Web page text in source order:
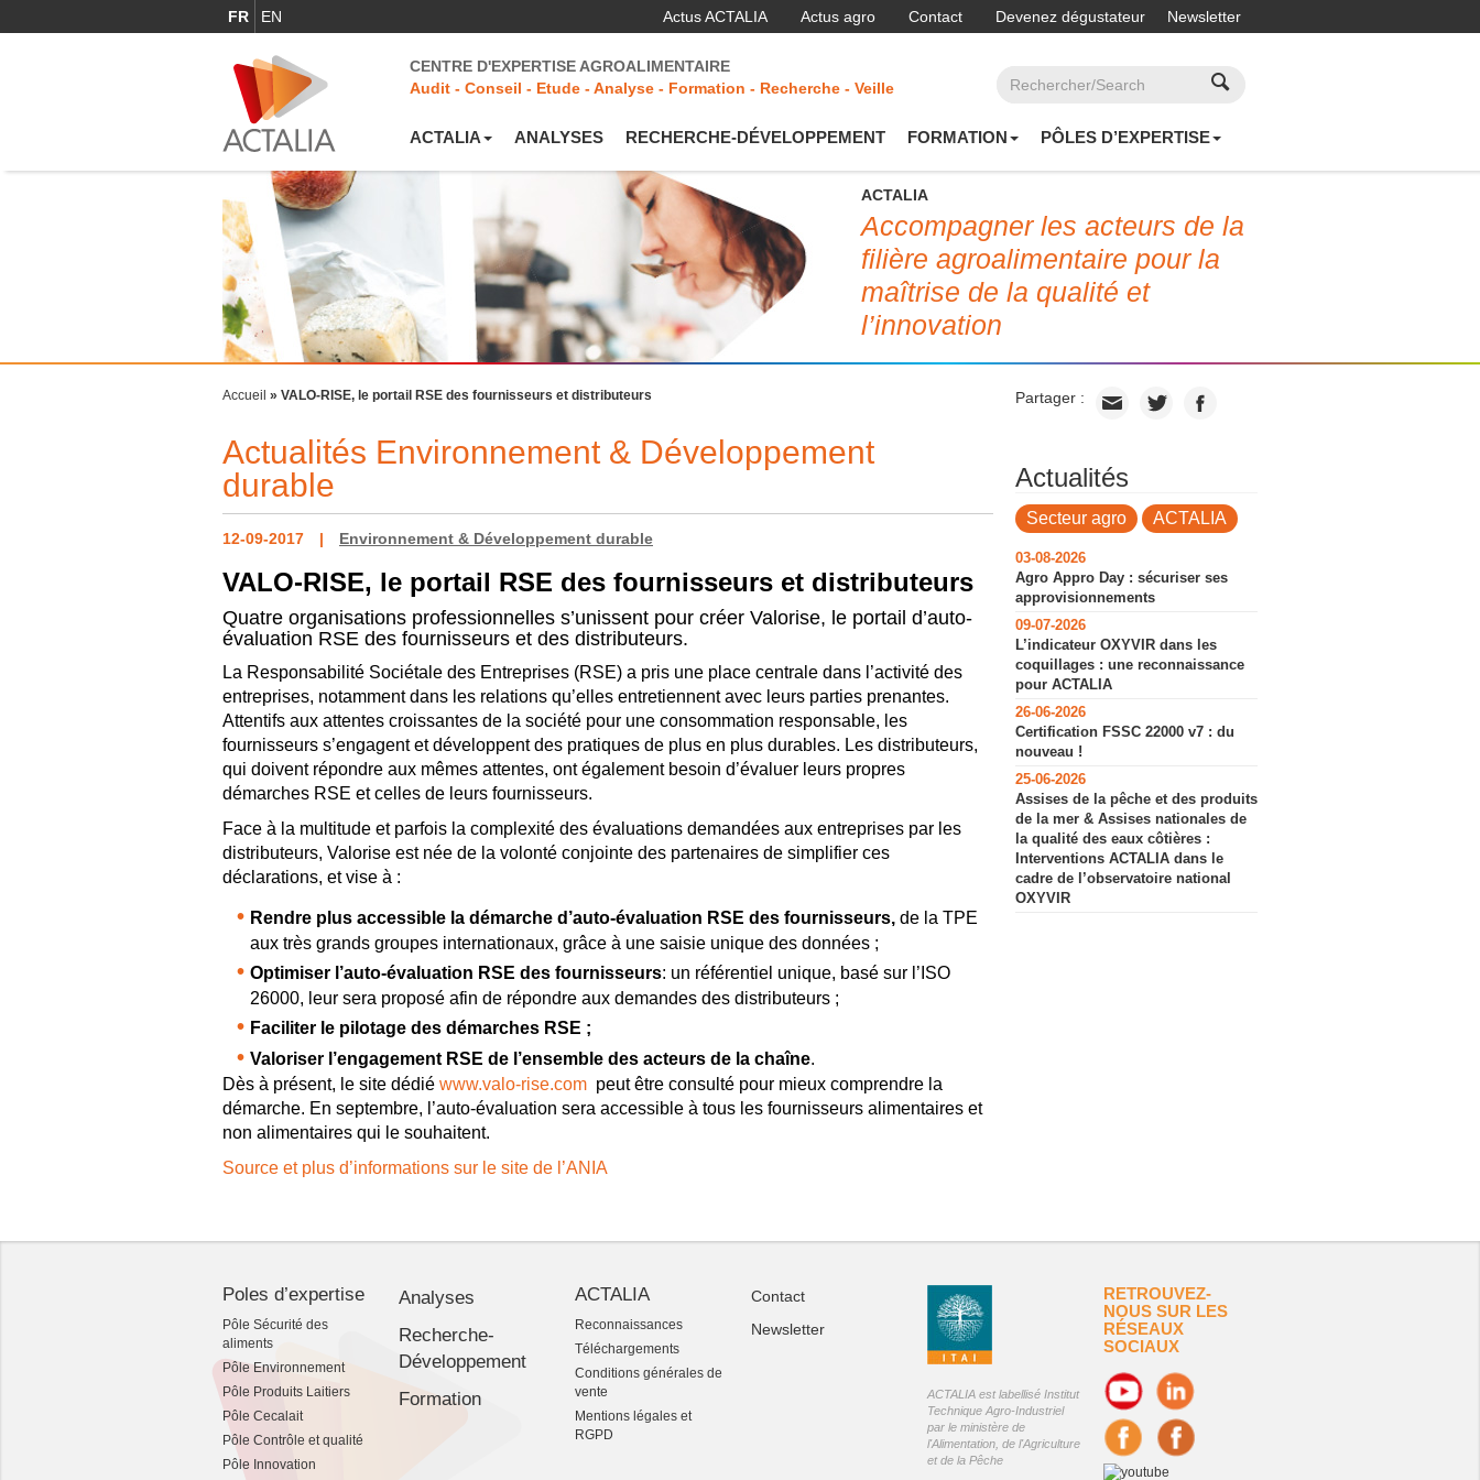
FR EN Newsletter
Actus ACTALIA Actus agro Contact Devenez dégustateur
CENTRE D'EXPERTISE AGROALIMENTAIRE
Audit - Conseil - Etude - Analyse - Formation - Recherche - Veille
ACTALIA ANALYSES RECHERCHE-DÉVELOPPEMENT FORMATION PÔLES D’EXPERTISE
ACTALIA
Accompagner les acteurs de la
filière agroalimentaire pour la
maîtrise de la qualité et
l’innovation
Accueil » VALO-RISE, le portail RSE des fournisseurs et distributeurs Partager :
Actualités Environnement & Développement
durable
12-09-2017 Environnement & Développement durable
VALO-RISE, le portail RSE des fournisseurs et distributeurs
Quatre organisations professionnelles s’unissent pour créer Valorise, le portail d’auto-
évaluation RSE des fournisseurs et des distributeurs.
La Responsabilité Sociétale des Entreprises (RSE) a pris une place centrale dans l’activité des
entreprises, notamment dans les relations qu’elles entretiennent avec leurs parties prenantes.
Attentifs aux attentes croissantes de la société pour une consommation responsable, les
fournisseurs s’engagent et développent des pratiques de plus en plus durables. Les distributeurs,
qui doivent répondre aux mêmes attentes, ont également besoin d’évaluer leurs propres
démarches RSE et celles de leurs fournisseurs.
Face à la multitude et parfois la complexité des évaluations demandées aux entreprises par les
distributeurs, Valorise est née de la volonté conjointe des partenaires de simplifier ces
déclarations, et vise à :
Rendre plus accessible la démarche d’auto-évaluation RSE des fournisseurs, de la TPE
aux très grands groupes internationaux, grâce à une saisie unique des données ;
Optimiser l’auto-évaluation RSE des fournisseurs: un référentiel unique, basé sur l’ISO
26000, leur sera proposé afin de répondre aux demandes des distributeurs ;
Faciliter le pilotage des démarches RSE ;
Valoriser l’engagement RSE de l’ensemble des acteurs de la chaîne.
Dès à présent, le site dédié www.valo-rise.com peut être consulté pour mieux comprendre la
démarche. En septembre, l’auto-évaluation sera accessible à tous les fournisseurs alimentaires et
non alimentaires qui le souhaitent.
Source et plus d’informations sur le site de l’ANIA
Actualités
Secteur agro ACTALIA
03-08-2026
Agro Appro Day : sécuriser ses
approvisionnements
09-07-2026
L’indicateur OXYVIR dans les
coquillages : une reconnaissance
pour ACTALIA
26-06-2026
Certification FSSC 22000 v7 : du
nouveau !
25-06-2026
Assises de la pêche et des produits
de la mer & Assises nationales de
la qualité des eaux côtières :
Interventions ACTALIA dans le
cadre de l’observatoire national
OXYVIR
Poles d’expertise
Pôle Sécurité des
aliments
Pôle Environnement
Pôle Produits Laitiers
Pôle Cecalait
Pôle Contrôle et qualité
Pôle Innovation
Analyses
Recherche-
Développement
Formation
ACTALIA
Reconnaissances
Téléchargements
Conditions générales de
vente
Mentions légales et
RGPD
Contact
Newsletter
ACTALIA est labellisé Institut
Technique Agro-Industriel
par le ministère de
l'Alimentation, de l'Agriculture
et de la Pêche
RETROUVEZ-
NOUS SUR LES
RÉSEAUX
SOCIAUX